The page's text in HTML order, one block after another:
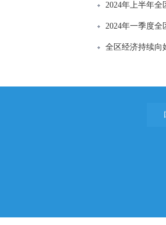
2024年上半年
2024年一季度
全区经济持续向